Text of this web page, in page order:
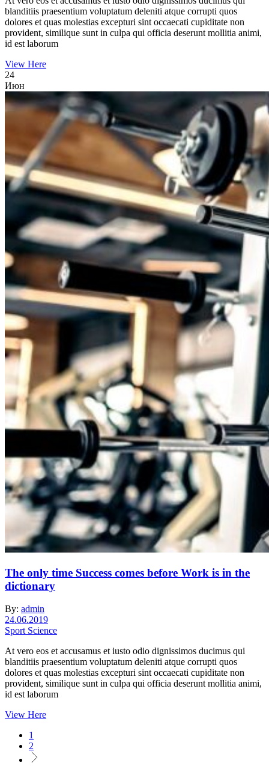
blanditiis praesentium voluptatum deleniti atque corrupti quos
dolores et quas molestias excepturi sint occaecati cupiditate non
provident, similique sunt in culpa qui officia deserunt mollitia animi,
id est laborum
View Here
24
Июн
The only time Success comes before Work is in the
dictionary
By: admin
24.06.2019
Sport Science
At vero eos et accusamus et iusto odio dignissimos ducimus qui
blanditiis praesentium voluptatum deleniti atque corrupti quos
dolores et quas molestias excepturi sint occaecati cupiditate non
provident, similique sunt in culpa qui officia deserunt mollitia animi,
id est laborum
View Here
1
2